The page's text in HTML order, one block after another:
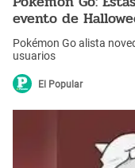
evento de
Pokémon Go alista
usuarios
El Popular